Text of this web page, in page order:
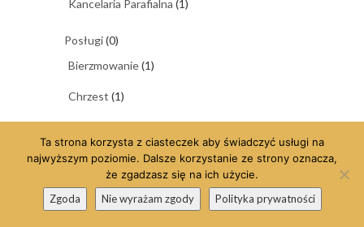
Kancelaria Parafialna (1)
Posługi(0)
Bierzmowanie(1)
Chrzest (1)
Małżeństwo(1)
Pogrzeb(1)
Ta strona korzysta z ciasteczek aby świadczyć usługi na
najwyższym poziomie. Dalsze korzystanie ze strony oznacza,
że zgadzasz się na ich użycie.
Zgoda
Nie wyrażam zgody Polityka prywatności